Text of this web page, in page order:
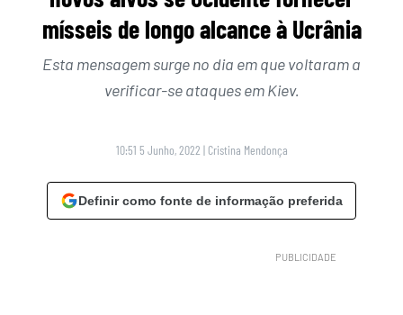
mísseis de longo alcance à Ucrânia
Esta mensagem surge no dia em que voltaram a
verificar-se ataques em Kiev.
10:51 5 Junho, 2022 | Cristina Mendonça
Definir como fonte de informação preferida